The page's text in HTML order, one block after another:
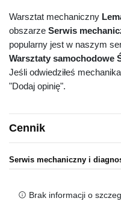
Warsztat mechaniczny
obszarze Serwis
popularny jest w naszym
Warsztaty samochodowe
Jeśli odwiedziłeś
"Dodaj opinię".
Cennik
Serwis mechaniczny i
Brak informacji o